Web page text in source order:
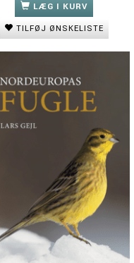
LÆG I KURV
TILFØJ ØNSKELISTE